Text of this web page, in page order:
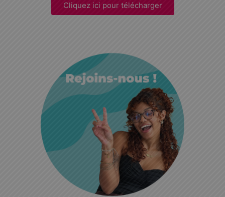
Cliquez ici pour télécharger